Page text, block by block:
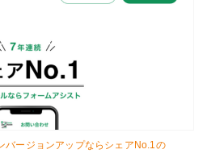
バージョンアップならシェアNo.1の